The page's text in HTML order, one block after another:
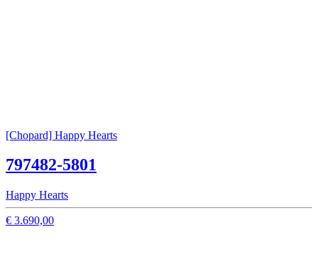
[Chopard] Happy Hearts
797482-5801
Happy Hearts
€ 3.690,00